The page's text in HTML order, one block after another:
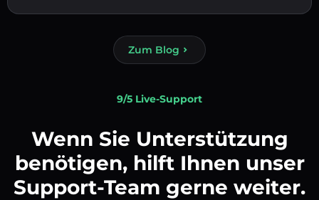
Zum Blog
9/5 Live-Support
Wenn Sie Unterstützung
benötigen, hilft Ihnen unser
Support-Team gerne weiter.